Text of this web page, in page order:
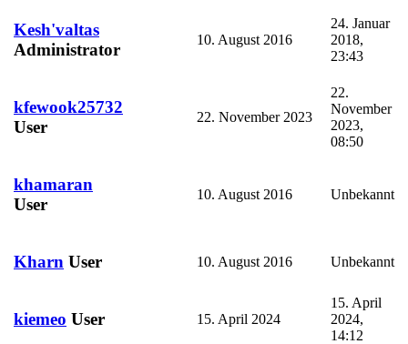
Kesh'valtas
Administrator
10. August 2016
24. Januar
2018,
23:43
kfewook25732
User
22. November 2023
22.
November
2023,
08:50
khamaran
User
10. August 2016 Unbekannt
Kharn User 10. August 2016 Unbekannt
kiemeo User 15. April 2024
15. April
2024,
14:12